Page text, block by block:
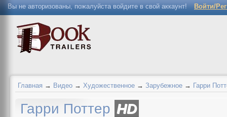
Вы не авторизованы, пожалуйста войдите в свой аккаунт! Войти/
Главная → Видео → Художественное → Зарубежное → Гарри
Гарри Поттер HD